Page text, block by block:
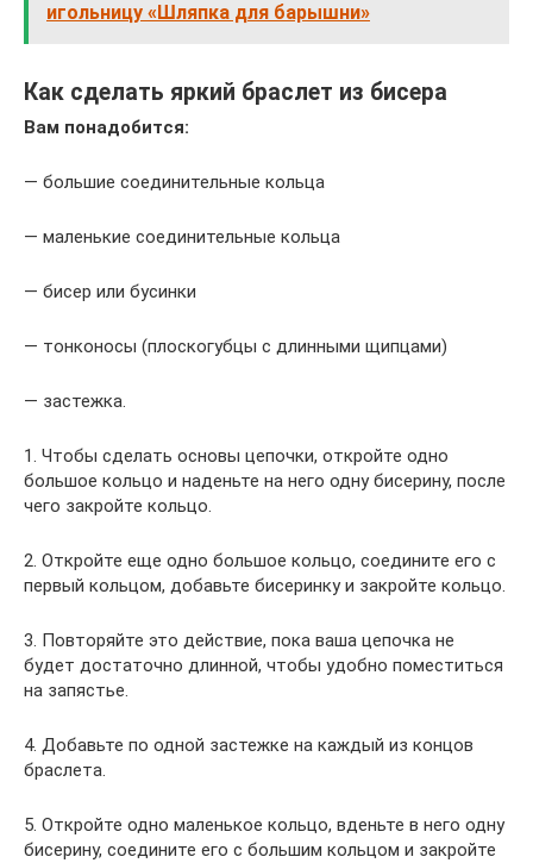
игольницу «Шляпка для барышни»
Как сделать яркий браслет из бисера
Вам понадобится:
— большие соединительные кольца
— маленькие соединительные кольца
— бисер или бусинки
— тонконосы (плоскогубцы с длинными щипцами)
— застежка.
1. Чтобы сделать основы цепочки, откройте одно
большое кольцо и наденьте на него одну бисерину, после
чего закройте кольцо.
2. Откройте еще одно большое кольцо, соедините его с
первый кольцом, добавьте бисеринку и закройте кольцо.
3. Повторяйте это действие, пока ваша цепочка не
будет достаточно длинной, чтобы удобно поместиться
на запястье.
4. Добавьте по одной застежке на каждый из концов
браслета.
5. Откройте одно маленькое кольцо, вденьте в него одну
бисерину, соедините его с большим кольцом и закройте